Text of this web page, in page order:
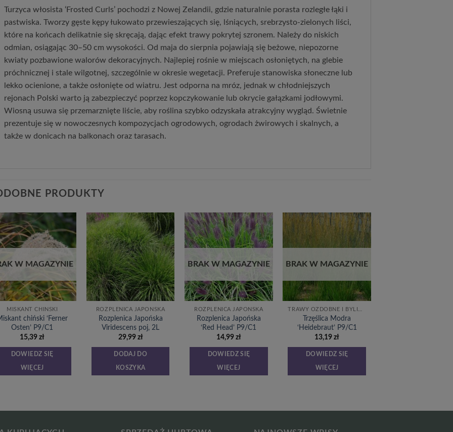
Turzyca włosista ‘Frosted Curls’ pochodzi z Nowej Zelandii, gdzie naturalnie porasta rozległe łąki i
pastwiska. Tworzy gęste kępy łukowato przewieszających się, lśniących, srebrzysto‑zielonych liści,
które na końcach delikatnie się skręcają, dając efekt trawy pokrytej szronem. Należy do niskich
odmian, osiągając 30–50 cm wysokości. Od maja do sierpnia pojawiają się beżowe, niepozorne
kwiaty pozbawione walorów dekoracyjnych. Najlepiej rośnie w miejscach osłoniętych, na glebie
próchnicznej i stale wilgotnej, szczególnie w okresie wegetacji. Preferuje stanowiska słoneczne lub
lekko ocienione, a także osłonięte od wiatru. Jest odporna na mróz, jednak w chłodniejszych
rejonach Polski warto ją zabezpieczyć poprzez kopczykowanie lub okrycie gałązkami jodłowymi.
Wiosną usuwa się przemarznięte liście, aby roślina szybko odzyskała atrakcyjny wygląd. Świetnie
prezentuje się w nowoczesnych kompozycjach ogrodowych, ogrodach żwirowych i skalnych, a
także w donicach na balkonach oraz tarasach.
PRODUKTY
Dodaj
do
życzeń
W MAGAZYNIE
MISKANT CHIŃSKI
chiński ‘Ferner
Osten’ P9/C1
15,39zł
DOWIEDZ SIĘ
WIĘCEJ
Dodaj
do
listy
życzeń
ROZPLENICA JAPOŃSKA
Rozplenica Japońska
Viridescens poj, 2L
29,99 zł
DODAJ DO
KOSZYKA
Dodaj
do
życzeń
BRAK W MAGAZYNIE
ROZPLENICA JAPOŃSKA
Rozplenica Japońska
‘Red Head’ P9/C1
14,99 zł
DOWIEDZ SIĘ
WIĘCEJ
Dodaj
do
życzeń
BRAK W MAGAZYNIE
Trzęślica Modra
‘Heidebraut’ P9/C1
13,19zł
DOWIEDZ SIĘ
WIĘCEJ